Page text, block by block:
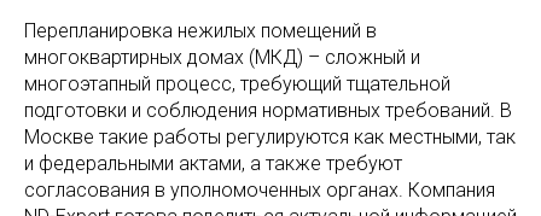
Перепланировка нежилых помещений в
многоквартирных домах (МКД) – сложный и
многоэтапный процесс, требующий тщательной
подготовки и соблюдения нормативных требований. В
Москве такие работы регулируются как местными, так
и федеральными актами, а также требуют
согласования в уполномоченных органах. Компания